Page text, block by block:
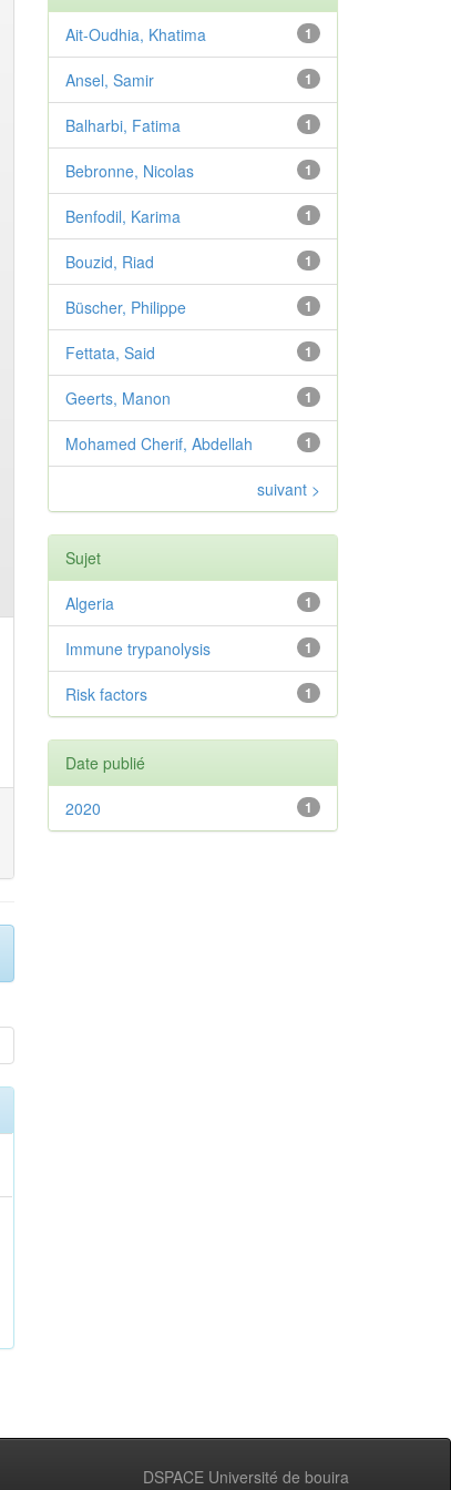
1
Ait-Oudhia, Khatima
1
Ansel, Samir
1
Balharbi, Fatima
1
Bebronne, Nicolas
1
Benfodil, Karima
1
Bouzid, Riad
1
Büscher, Philippe
1
Fettata, Said
1
Geerts, Manon
1
Mohamed Cherif, Abdellah
suivant >
Sujet
1
Algeria
1
Immune trypanolysis
1
Risk factors
Date publié
1
2020
DSPACE Université de bouira